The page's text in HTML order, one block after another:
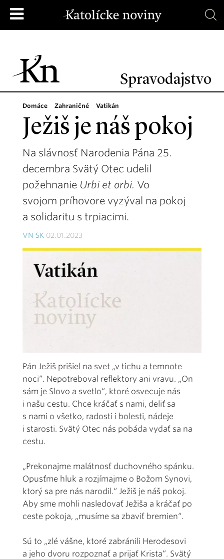
Spravodajstvo
Domáce Zahraničné Vatikán
Ježiš je náš pokoj
Na slávnosť Narodenia Pána 25.
decembra Svätý Otec udelil
požehnanie Urbi et orbi. Vo
svojom príhovore vyzýval na pokoj
a solidaritu s trpiacimi.
VN SK 02.01.2023
Pán Ježiš prišiel na svet „v tichu a temnote
noci“. Nepotreboval reflektory ani vravu. „On
sám je Slovo a svetlo“, ktoré osvecuje nás
i našu cestu. Chce kráčať s nami, deliť sa
s nami o všetko, radosti i bolesti, nádeje
i starosti. Svätý Otec nás pobáda vydať sa na
cestu.
„Prekonajme malátnosť duchovného spánku.
Opusťme hluk a rozjímajme o Božom Synovi,
ktorý sa pre nás narodil.“ Ježiš je náš pokoj.
Aby sme mohli nasledovať Ježiša a kráčať po
ceste pokoja, „musíme sa zbaviť bremien“.
Sú to „zlé vášne, ktoré zabránili Herodesovi
a jeho dvoru rozpoznať a prijať Krista“. Svätý